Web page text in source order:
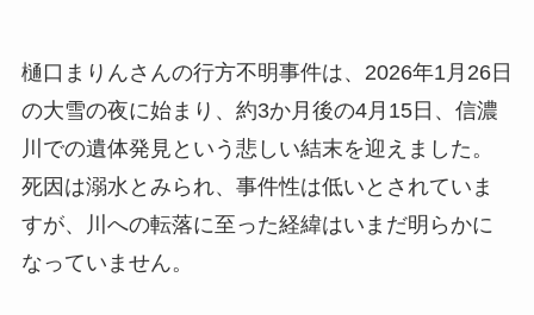
樋口まりんさんの行方不明事件は、2026年1月26日
の大雪の夜に始まり、約3か月後の4月15日、信濃
川での遺体発見という悲しい結末を迎えました。
死因は溺水とみられ、事件性は低いとされていま
すが、川への転落に至った経緯はいまだ明らかに
なっていません。